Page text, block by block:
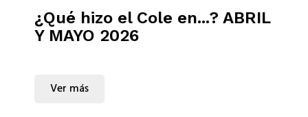
¿Qué hizo el Cole en...? ABRIL
Y MAYO 2026
Ver más